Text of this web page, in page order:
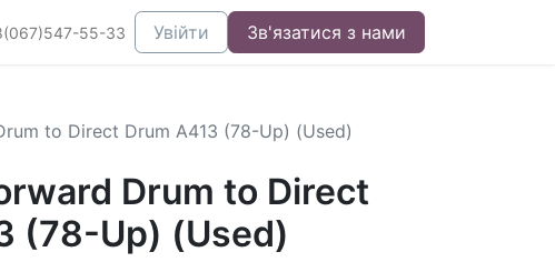
55-33 Увійти Зв'язатися з нами
to Direct Drum A413 (78-Up) (Used)
Drum to Direct
(78-Up) (Used)